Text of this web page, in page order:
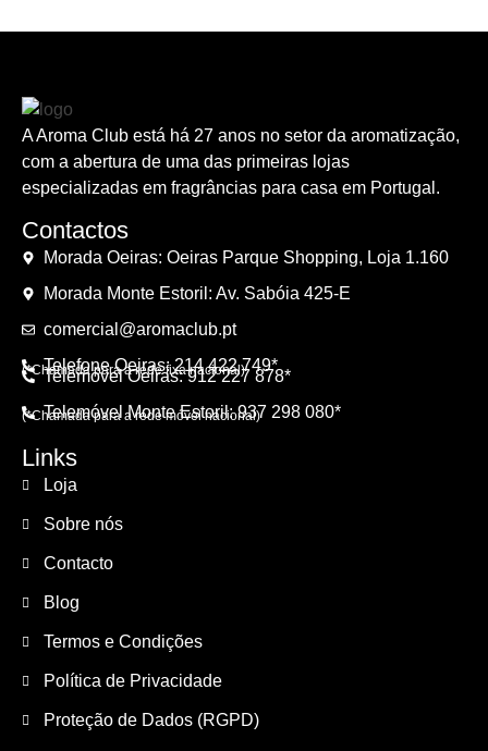
A Aroma Club está há 27 anos no setor da aromatização,
com a abertura de uma das primeiras lojas
especializadas em fragrâncias para casa em Portugal.
Contactos
Morada Oeiras: Oeiras Parque Shopping, Loja 1.160
Morada Monte Estoril: Av. Sabóia 425-E
comercial@aromaclub.pt
Telefone Oeiras: 214 422 749*
(*Chamada para a rede fixa nacional)
Telemóvel Oeiras: 912 227 878*
Telemóvel Monte Estoril: 937 298 080*
(*Chamada para a rede móvel nacional)
Links
Loja
Sobre nós
Contacto
Blog
Termos e Condições
Política de Privacidade
Proteção de Dados (RGPD)